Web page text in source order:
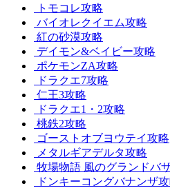
トモコレ攻略
バイオレクイエム攻略
紅の砂漠攻略
デイモン&ベイビー攻略
ポケモンZA攻略
ドラクエ7攻略
仁王3攻略
ドラクエ1・2攻略
桃鉄2攻略
ゴーストオブヨウテイ攻略
メタルギアデルタ攻略
牧場物語 風のグランドバ
ドンキーコングバナンザ